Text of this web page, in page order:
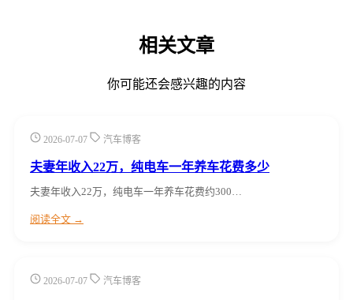
相关文章
你可能还会感兴趣的内容
2026-07-07 汽车博客
夫妻年收入22万，纯电车一年养车花费多少
夫妻年收入22万，纯电车一年养车花费约300…
阅读全文 →
2026-07-07 汽车博客